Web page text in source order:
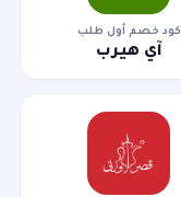
كود خصم أول طلب
آي هيرب